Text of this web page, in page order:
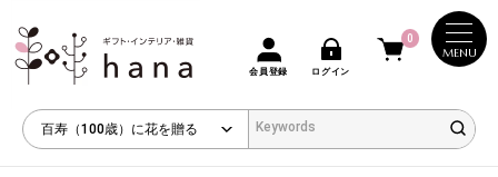
MENU
会員登録 ログイン
0